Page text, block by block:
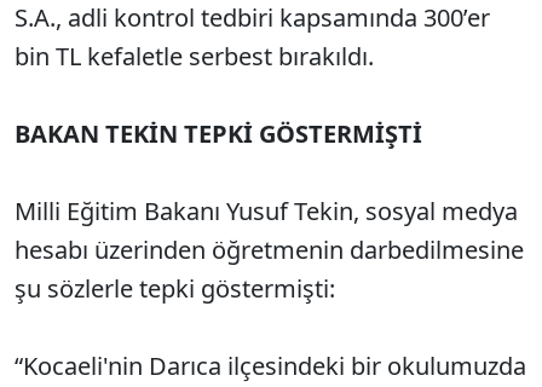
S.A., adli kontrol tedbiri kapsamında 300’er
bin TL kefaletle serbest bırakıldı.
BAKAN TEKİN TEPKİ GÖSTERMİŞTİ
Milli Eğitim Bakanı Yusuf Tekin, sosyal medya
hesabı üzerinden öğretmenin darbedilmesine
şu sözlerle tepki göstermişti:
“Kocaeli'nin Darıca ilçesindeki bir okulumuzda